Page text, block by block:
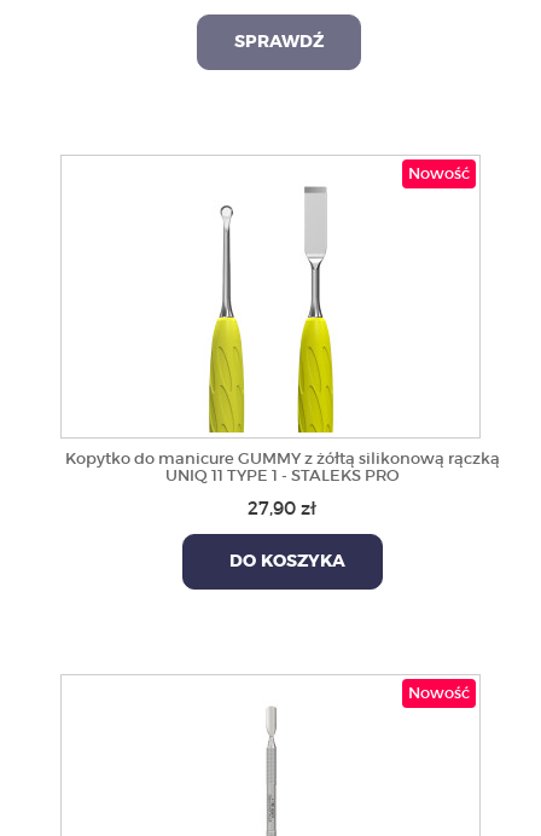
SPRAWDŹ
Nowość
Kopytko do manicure GUMMY z żółtą silikonową rączką
UNIQ 11 TYPE 1 - STALEKS PRO
27,90 zł
DO KOSZYKA
Nowość